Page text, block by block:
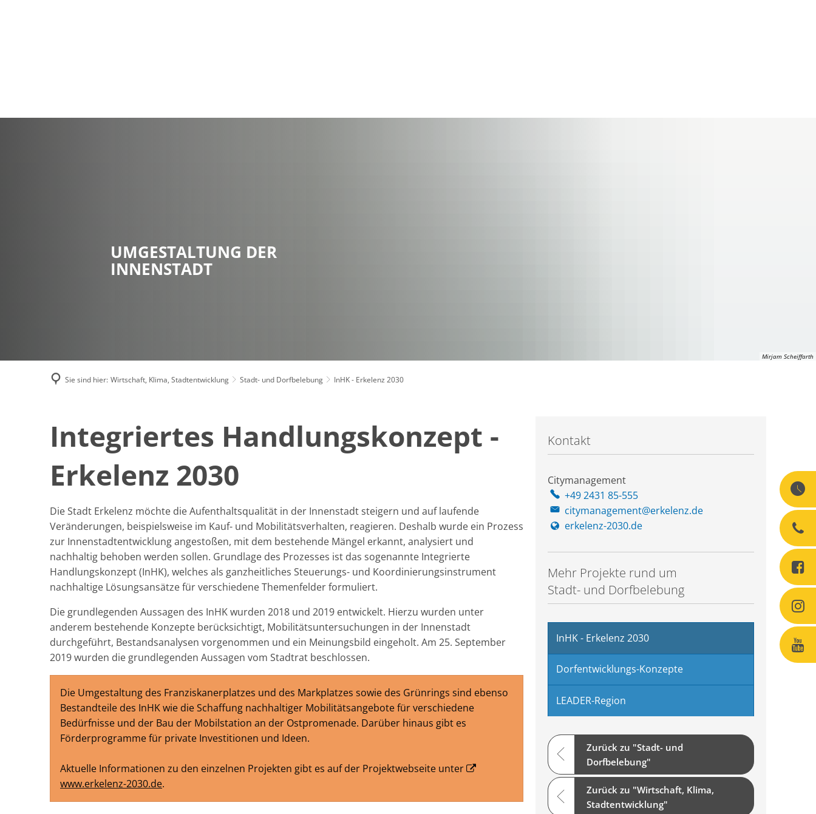
Mirjam Scheiffarth
UMGESTALTUNG DER
INNENSTADT
Sie sind hier: Wirtschaft, Klima, Stadtentwicklung Stadt- und Dorfbelebung InHK - Erkelenz 2030
Integriertes Handlungskonzept -
Erkelenz 2030
Die Stadt Erkelenz möchte die Aufenthaltsqualität in der Innenstadt steigern und auf laufende
Veränderungen, beispielsweise im Kauf- und Mobilitätsverhalten, reagieren. Deshalb wurde ein Prozess
zur Innenstadtentwicklung angestoßen, mit dem bestehende Mängel erkannt, analysiert und
nachhaltig behoben werden sollen. Grundlage des Prozesses ist das sogenannte Integrierte
Handlungskonzept (InHK), welches als ganzheitliches Steuerungs- und Koordinierungsinstrument
nachhaltige Lösungsansätze für verschiedene Themenfelder formuliert.
Die grundlegenden Aussagen des InHK wurden 2018 und 2019 entwickelt. Hierzu wurden unter
anderem bestehende Konzepte berücksichtigt, Mobilitätsuntersuchungen in der Innenstadt
durchgeführt, Bestandsanalysen vorgenommen und ein Meinungsbild eingeholt. Am 25. September
2019 wurden die grundlegenden Aussagen vom Stadtrat beschlossen.
Die Umgestaltung des Franziskanerplatzes und des Markplatzes sowie des Grünrings sind ebenso
Bestandteile des InHK wie die Schaffung nachhaltiger Mobilitätsangebote für verschiedene
Bedürfnisse und der Bau der Mobilstation an der Ostpromenade. Darüber hinaus gibt es
Förderprogramme für private Investitionen und Ideen.
Aktuelle Informationen zu den einzelnen Projekten gibt es auf der Projektwebseite unter
www.erkelenz-2030.de.
Kontakt
Citymanagement
+49 2431 85-555
citymanagement@erkelenz.de
erkelenz-2030.de
Mehr Projekte rund um
Stadt- und Dorfbelebung
InHK - Erkelenz 2030
Dorfentwicklungs-Konzepte
LEADER-Region
Zurück zu "Stadt- und
Dorfbelebung"
Zurück zu "Wirtschaft, Klima,
Stadtentwicklung"